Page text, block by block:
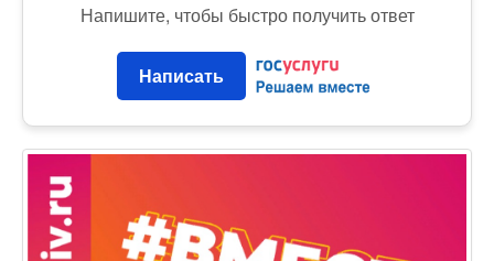
Напишите, чтобы быстро получить ответ
Написать